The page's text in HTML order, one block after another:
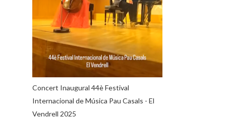
Concert Inaugural 44è Festival
Internacional de Música Pau Casals - El
Vendrell 2025